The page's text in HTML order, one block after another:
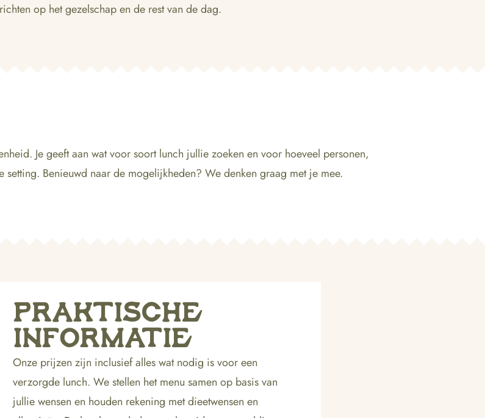
richten op het gezelschap en de rest van de dag.
Je geeft aan wat voor soort lunch jullie zoeken en voor hoeveel personen,
Benieuwd naar de mogelijkheden? We denken graag met je mee.
PRAKTISCHE
INFORMATIE
Onze prijzen zijn inclusief alles wat nodig is voor een
verzorgde lunch. We stellen het menu samen op basis van
jullie wensen en houden rekening met dieetwensen en